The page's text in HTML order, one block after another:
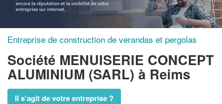
Entreprise de construction de verandas et pergolas
Société MENUISERIE CONCEPT
ALUMINIUM (SARL) à Reims
Il s'agit de votre entreprise ?